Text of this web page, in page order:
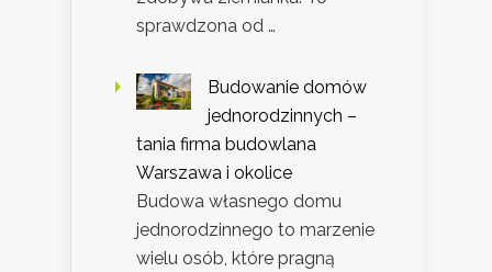
sprawdzona od …
Budowanie domów
jednorodzinnych –
tania firma budowlana
Warszawa i okolice
Budowa własnego domu
jednorodzinnego to marzenie
wielu osób, które pragną